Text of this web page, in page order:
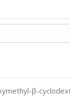
β-